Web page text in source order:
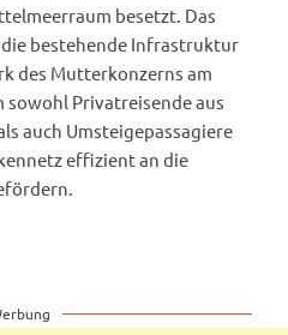
besetzt. Das
bestehende Infrastruktur
des Mutterkonzerns am
Privatreisende aus
auch Umsteigepassagiere
effizient an die